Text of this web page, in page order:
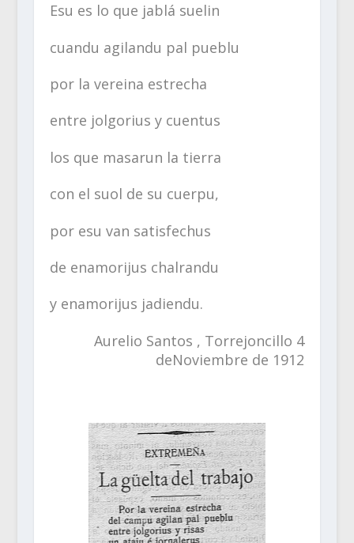
Esu es lo que jablá suelin
cuandu agilandu pal pueblu
por la vereina estrecha
entre jolgorius y cuentus
los que masarun la tierra
con el suol de su cuerpu,
por esu van satisfechus
de enamorijus chalrandu
y enamorijus jadiendu.
Aurelio Santos , Torrejoncillo 4
deNoviembre de 1912